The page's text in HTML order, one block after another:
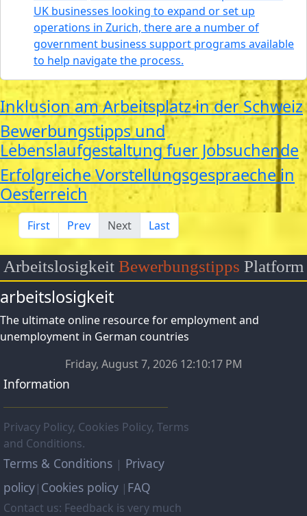
UK businesses looking to expand or set up
operations in Zurich, there are a number of
government business support programs available
to help navigate the process.
Inklusion am Arbeitsplatz in der Schweiz
Bewerbungstipps und
Lebenslaufgestaltung fuer Jobsuchende
Erfolgreiche Vorstellungsgespraeche in
Oesterreich
First Prev Next Last
Arbeitslosigkeit Bewerbungstipps Platform
arbeitslosigkeit
The ultimate online resource for employment and
unemployment in German countries
Friday, August 7, 2026 12:10:19 PM
Information
Privacy Policy, Cookies Policy, Terms
and Conditions.
Terms & Conditions | Privacy
policy| Cookies policy | FAQ
Contact us: Feedback is very much